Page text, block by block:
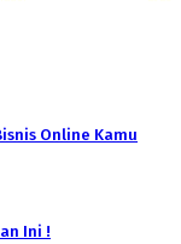
Online Kamu
Ini !